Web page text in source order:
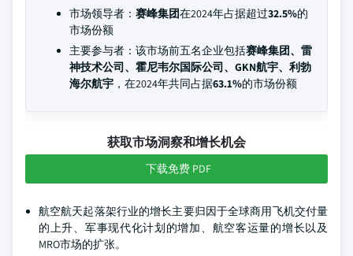
市场领导者： 赛峰集团在2024年占据超过32.5%的
市场份额
主要参与者：该市场前五名企业包括赛峰集团、雷
神技术公司、霍尼韦尔国际公司、GKN航宇、利勃
海尔航宇 ，在2024年共同占据63.1%的市场份额
获取市场洞察和增长机会
下载免费 PDF
航空航天起落架行业的增长主要归因于全球商用飞机交付量
的上升、军事现代化计划的增加、航空客运量的增长以及
MRO市场的扩张。